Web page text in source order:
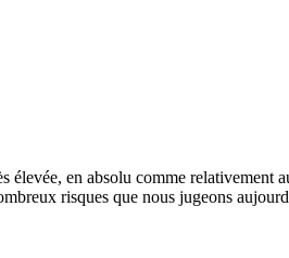
élevée, en absolu comme relativement
risques que nous jugeons